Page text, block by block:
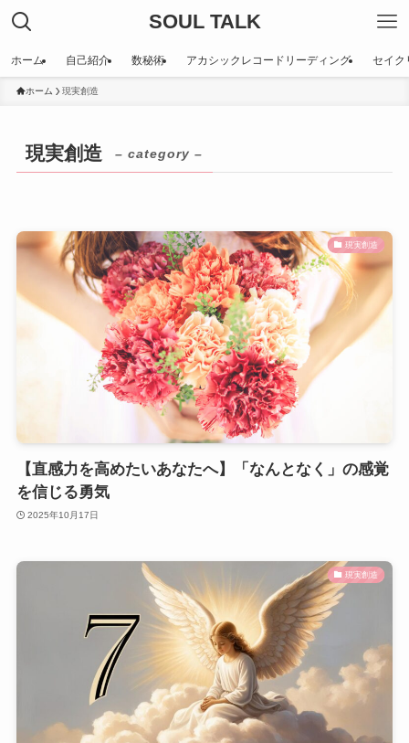
SOUL TALK
ホーム 自己紹介 数秘術 アカシックレコードリーディング セイク
ホーム 現実創造
現実創造 – category –
現実創造
【直感力を高めたいあなたへ】「なんとなく」の感覚
を信じる勇気
2025年10月17日
現実創造